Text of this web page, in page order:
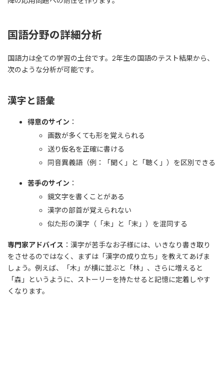
国語分野の詳細分析
国語力は全ての学習の土台です。2年生の国語のテスト結果から、
次のような分析が可能です。
漢字と語彙
得意のサイン ：
画数が多くても形を覚えられる
送り仮名を正確に書ける
同音異義語（例：「聞く」と「聴く」）を区別できる
苦手のサイン ：
鏡文字を書くことがある
漢字の部首が覚えられない
似た形の漢字（「未」と「末」）を混同する
専門家アドバイス ：漢字が苦手なお子様には、いきなり書き取り
をさせるのではなく、まずは「漢字の成り立ち」を教えてあげま
しょう。例えば、「木」が横に並ぶと「林」、さらに増えると
「森」というように、ストーリーを持たせると記憶に定着しやす
くなります。